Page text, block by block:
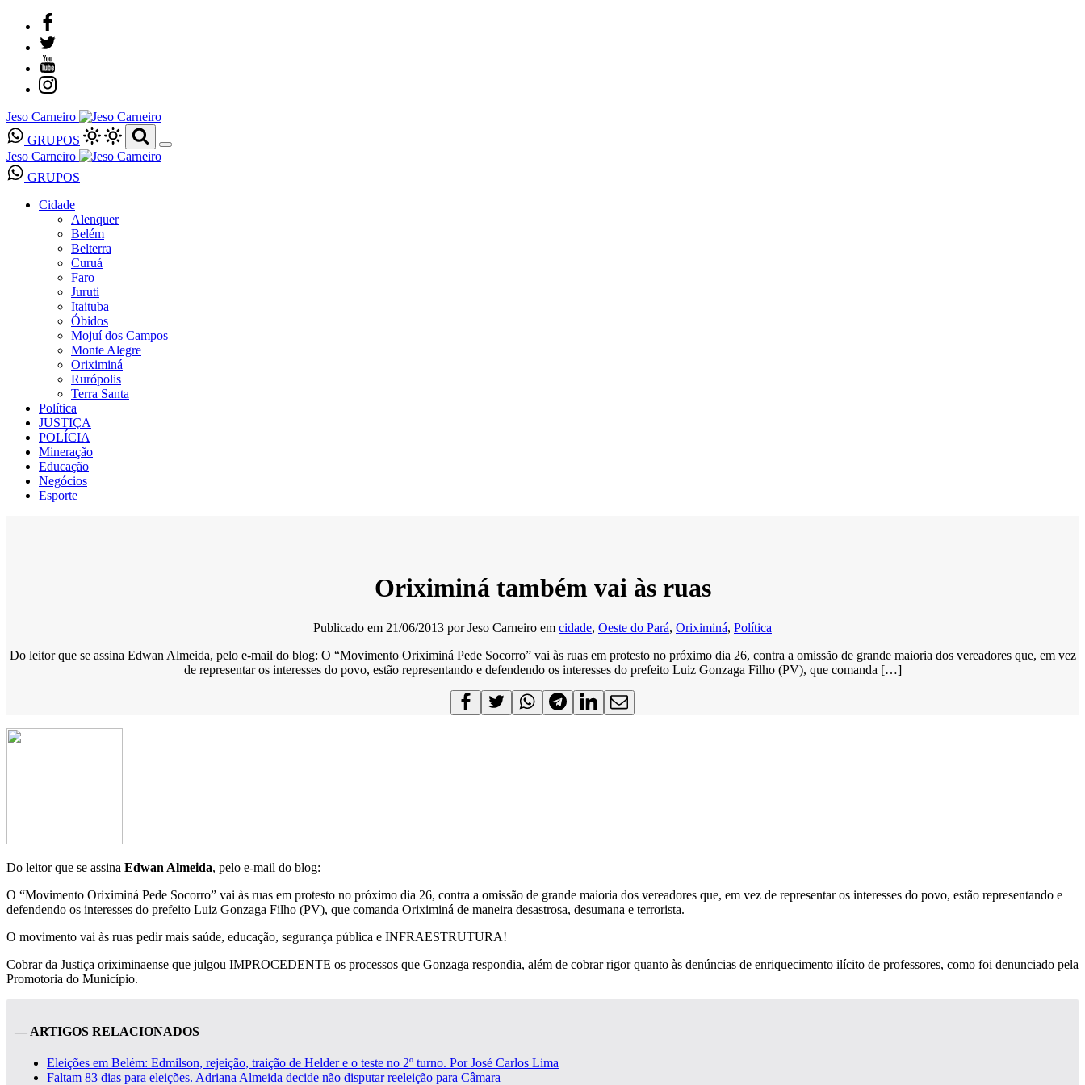
Jeso Carneiro
GRUPOS
Jeso Carneiro
GRUPOS
Cidade
Alenquer
Belém
Belterra
Curuá
Faro
Juruti
Itaituba
Óbidos
Mojuí dos Campos
Monte Alegre
Oriximiná
Rurópolis
Terra Santa
Política
JUSTIÇA
POLÍCIA
Mineração
Educação
Negócios
Esporte
Oriximiná também vai às ruas
Publicado em 21/06/2013 porJeso Carneiro em cidade, Oeste do Pará, Oriximiná, Política
Do leitor que se assina Edwan Almeida, pelo e-mail do blog: O “Movimento Oriximiná Pede Socorro” vai às ruas em protesto no próximo dia 26, contra a omissão de grande maioria dos vereadores que, em vez
de representar os interesses do povo, estão representando e defendendo os interesses do prefeito Luiz Gonzaga Filho (PV), que comanda […]
Do leitor que se assina Edwan Almeida, pelo e-mail do blog:
O “Movimento Oriximiná Pede Socorro” vai às ruas em protesto no próximo dia 26, contra a omissão de grande maioria dos vereadores que, em vez de representar os interesses do povo, estão representando e
defendendo os interesses do prefeito Luiz Gonzaga Filho (PV), que comanda Oriximiná de maneira desastrosa, desumana e terrorista.
O movimento vai às ruas pedir mais saúde, educação, segurança pública e INFRAESTRUTURA!
Cobrar da Justiça oriximinaense que julgou IMPROCEDENTE os processos que Gonzaga respondia, além de cobrar rigor quanto às denúncias de enriquecimento ilícito de professores, como foi denunciado pela
Promotoria do Município.
— ARTIGOS RELACIONADOS
Eleições em Belém: Edmilson, rejeição, traição de Helder e o teste no 2º turno. Por José Carlos Lima
Faltam 83 dias para eleições. Adriana Almeida decide não disputar reeleição para Câmara